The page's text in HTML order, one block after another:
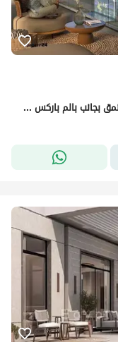
شقة بخدمات فندقية ومتشطبة بالتكييفات فى نمق بجانب بالم باركس وسوان ليك ويست Nmq Melee